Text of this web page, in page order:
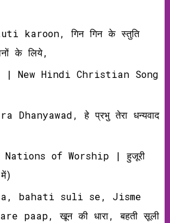
karoon, गिन गिन के स्तुति
के लिये,
| New Hindi Christian Song
Dhanyawad, हे प्रभु तेरा धन्‍यवाद
of Worship | हुजूरी
bahati suli se, Jisme
paap, खून की धारा, बहती सूली